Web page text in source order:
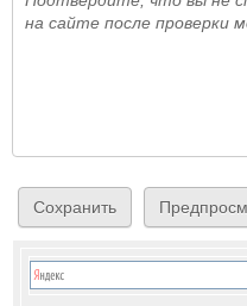
на сайте после проверки